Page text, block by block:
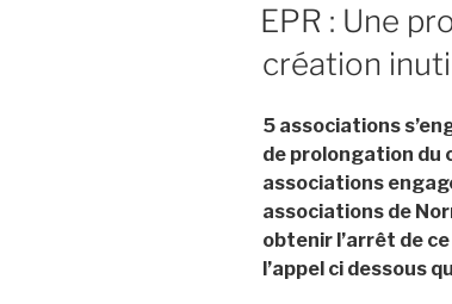
EPR : Une
création
5 associations
de prolongation du
associations
associations de
obtenir l’arrêt de
l’appel ci dessous